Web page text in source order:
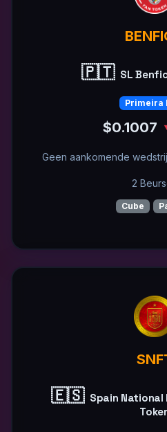
🇵🇹 SL
Primeira
$0.1007
Geen aankomende
2
Cube
🇪🇸 Spain National